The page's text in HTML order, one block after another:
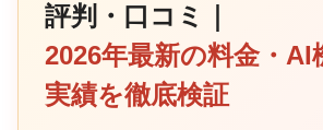
評判・口コミ｜
2026年最新の料金・AI
実績を徹底検証